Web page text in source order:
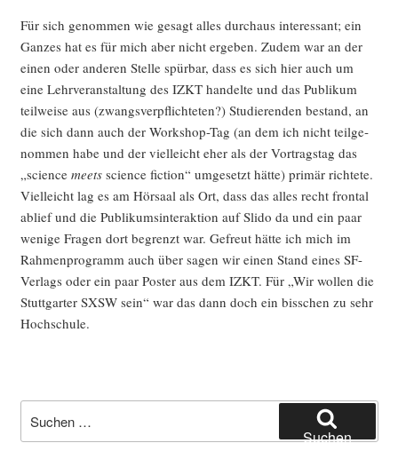
Für sich genom­men wie gesagt alles durch­aus inter­es­sant; ein
Gan­zes hat es für mich aber nicht erge­ben. Zudem war an der
einen oder ande­ren Stel­le spür­bar, dass es sich hier auch um
eine Lehr­ver­an­stal­tung des IZKT han­del­te und das Publi­kum
teil­wei­se aus (zwangs­ver­pflich­te­ten?) Stu­die­ren­den bestand, an
die sich dann auch der Work­shop-Tag (an dem ich nicht teil­ge­
nom­men habe und der viel­leicht eher als der Vor­trags­tag das
„sci­ence meets sci­ence fic­tion“ umge­setzt hät­te) pri­mär rich­te­te.
Viel­leicht lag es am Hör­saal als Ort, dass das alles recht fron­tal
ablief und die Publi­kums­in­ter­ak­ti­on auf Slido da und ein paar
weni­ge Fra­gen dort begrenzt war. Gefreut hät­te ich mich im
Rah­men­pro­gramm auch über sagen wir einen Stand eines SF-
Ver­lags oder ein paar Pos­ter aus dem IZKT. Für „Wir wol­len die
Stutt­gar­ter SXSW sein“ war das dann doch ein biss­chen zu sehr
Hochschule.
nach:
Suchen